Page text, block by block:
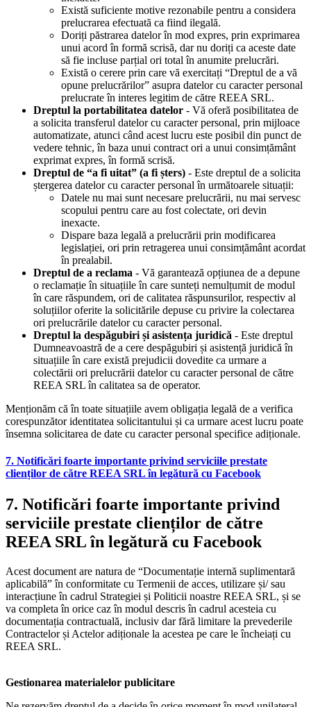
Există suficiente motive rezonabile pentru a considera
prelucrarea efectuată ca fiind ilegală.
Doriți păstrarea datelor în mod expres, prin exprimarea
unui acord în formă scrisă, dar nu doriți ca aceste date
să fie incluse parțial ori total în anumite prelucrări.
Există o cerere prin care vă exercitați “Dreptul de a vă
opune prelucrărilor” asupra datelor cu caracter personal
prelucrate în interes legitim de către REEA SRL.
Dreptul la portabilitatea datelor - Vă oferă posibilitatea de
a solicita transferul datelor cu caracter personal, prin mijloace
automatizate, atunci când acest lucru este posibil din punct de
vedere tehnic, în baza unui contract ori a unui consimțământ
exprimat expres, în formă scrisă.
Dreptul de “a fi uitat” (a fi șters) - Este dreptul de a solicita
ștergerea datelor cu caracter personal în următoarele situații:
Datele nu mai sunt necesare prelucrării, nu mai servesc
scopului pentru care au fost colectate, ori devin
inexacte.
Dispare baza legală a prelucrării prin modificarea
legislației, ori prin retragerea unui consimțământ acordat
în prealabil.
Dreptul de a reclama - Vă garantează opțiunea de a depune
o reclamație în situațiile în care sunteți nemulțumit de modul
în care răspundem, ori de calitatea răspunsurilor, respectiv al
soluțiilor oferite la solicitările depuse cu privire la colectarea
ori prelucrările datelor cu caracter personal.
Dreptul la despăgubiri și asistența juridică - Este dreptul
Dumneavoastră de a cere despăgubiri și asistență juridică în
situațiile în care există prejudicii dovedite ca urmare a
colectării ori prelucrării datelor cu caracter personal de către
REEA SRL în calitatea sa de operator.
Menționăm că în toate situațiile avem obligația legală de a verifica
corespunzător identitatea solicitantului și ca urmare acest lucru poate
însemna solicitarea de date cu caracter personal specifice adiționale.
7. Notificări foarte importante privind serviciile prestate
clienților de către REEA SRL în legătură cu Facebook
7. Notificări foarte importante privind
serviciile prestate clienților de către
REEA SRL în legătură cu Facebook
Acest document are natura de “Documentație internă suplimentară
aplicabilă” în conformitate cu Termenii de acces, utilizare și/ sau
interacțiune în cadrul Strategiei și Politicii noastre REEA SRL, și se
va completa în orice caz în modul descris în cadrul acesteia cu
documentația contractuală, inclusiv dar fără limitare la prevederile
Contractelor și Actelor adiționale la acestea pe care le încheiați cu
REEA SRL.
Gestionarea materialelor publicitare